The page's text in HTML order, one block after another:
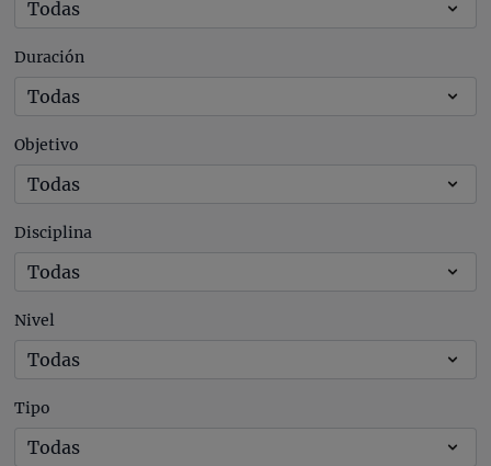
Duración
Objetivo
Disciplina
Nivel
Tipo